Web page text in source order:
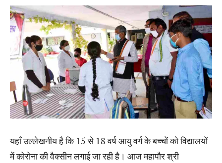
यहॉं उल्लेखनीय है कि 15 से 18 वर्ष आयु वर्ग के बच्चों को विद्यालयों
में कोरोना की वैक्सीन लगाई जा रही है। आज महापौर श्री